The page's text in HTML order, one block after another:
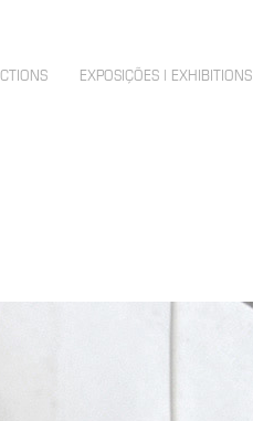
EXPOSIÇÕES | EXHIBITIONS